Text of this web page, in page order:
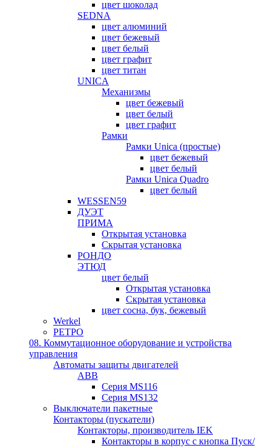
цвет шоколад
SEDNA
цвет алюминий
цвет бежевый
цвет белый
цвет графит
цвет титан
UNICA
Механизмы
цвет бежевый
цвет белый
цвет графит
Рамки
Рамки Unica (простые)
цвет бежевый
цвет белый
Рамки Unica Quadro
цвет белый
WESSEN59
ДУЭТ
ПРИМА
Открытая установка
Скрытая установка
РОНДО
ЭТЮД
цвет белый
Открытая установка
Скрытая установка
цвет сосна, бук, бежевый
Werkel
РЕТРО
08. Коммутационное оборудование и устройства
управления
Автоматы защиты двигателей
ABB
Серия MS116
Серия MS132
Выключатели пакетные
Контакторы (пускатели)
Контакторы, производитель IEK
Контакторы в корпус с кнопка Пуск/